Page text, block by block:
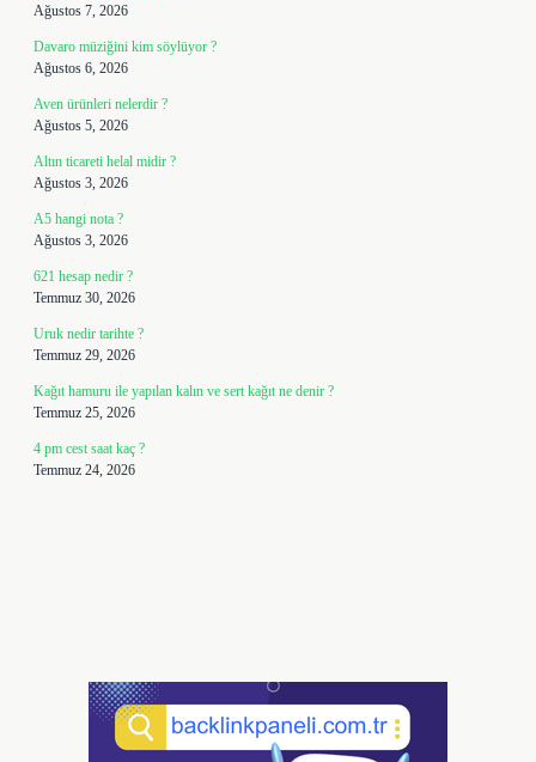
Ağustos 7, 2026
Davaro müziğini kim söylüyor ?
Ağustos 6, 2026
Aven ürünleri nelerdir ?
Ağustos 5, 2026
Altın ticareti helal midir ?
Ağustos 3, 2026
A5 hangi nota ?
Ağustos 3, 2026
621 hesap nedir ?
Temmuz 30, 2026
Uruk nedir tarihte ?
Temmuz 29, 2026
Kağıt hamuru ile yapılan kalın ve sert kağıt ne denir ?
Temmuz 25, 2026
4 pm cest saat kaç ?
Temmuz 24, 2026